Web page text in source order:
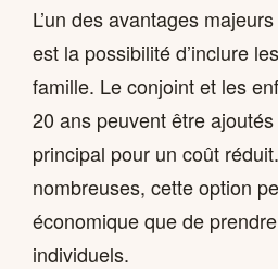
L’un des avantages
est la possibilité d’inclure
famille. Le conjoint et les
20 ans peuvent être
principal pour un coût
nombreuses, cette option
économique que de
individuels.